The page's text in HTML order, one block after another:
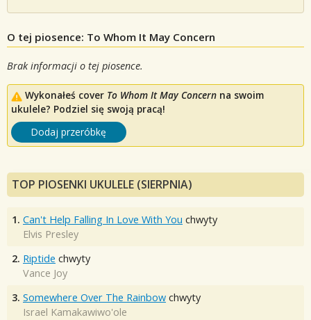
O tej piosence: To Whom It May Concern
Brak informacji o tej piosence.
Wykonałeś cover To Whom It May Concern na swoim
ukulele? Podziel się swoją pracą!
Dodaj przeróbkę
TOP PIOSENKI UKULELE (SIERPNIA)
1. Can't Help Falling In Love With You chwyty
Elvis Presley
2. Riptide chwyty
Vance Joy
3. Somewhere Over The Rainbow chwyty
Israel Kamakawiwo'ole